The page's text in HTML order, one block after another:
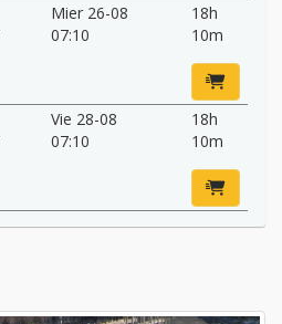
Mier 26-08
07:10
18h
10m
Vie 28-08
07:10
18h
10m